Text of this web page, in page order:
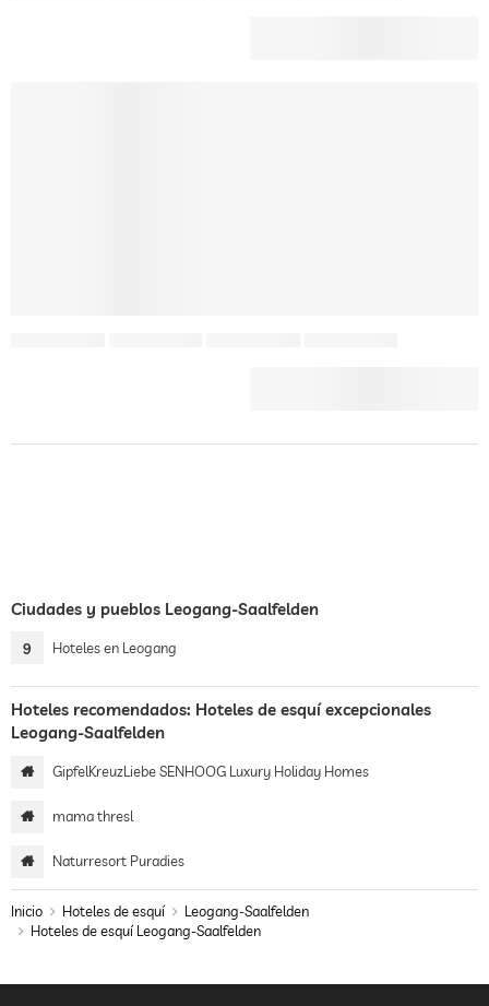
Ciudades y pueblos Leogang-Saalfelden
9 Hoteles en Leogang
Hoteles recomendados: Hoteles de esquí excepcionales
Leogang-Saalfelden
GipfelKreuzLiebe SENHOOG Luxury Holiday Homes
mama thresl
Naturresort Puradies
Inicio Hoteles de esquí
Leogang-Saalfelden
Hoteles de esquí Leogang-Saalfelden